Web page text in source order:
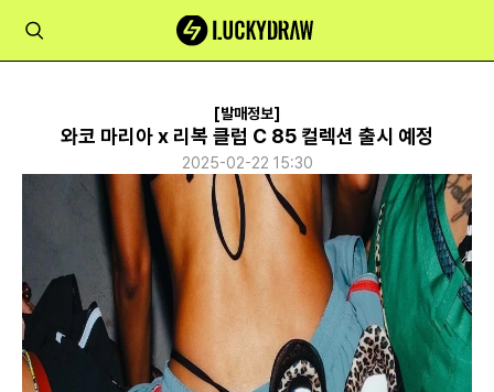
[발매정보]
와코 마리아 x 리복 클럽 C 85 컬렉션 출시 예정
2025-02-22 15:30